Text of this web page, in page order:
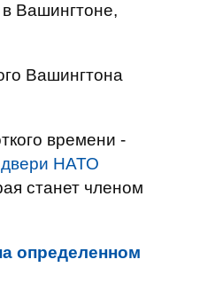
Вашингтоне,
Вашингтона
времени -
двери НАТО
станет членом
определенном